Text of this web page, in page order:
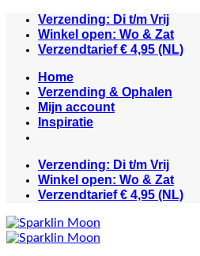
naar
inhoud
Verzending: Di t/m Vrij
Winkel open: Wo & Zat
Verzendtarief € 4,95 (NL)
Home
Verzending & Ophalen
Mijn account
Inspiratie
Verzending: Di t/m Vrij
Winkel open: Wo & Zat
Verzendtarief € 4,95 (NL)